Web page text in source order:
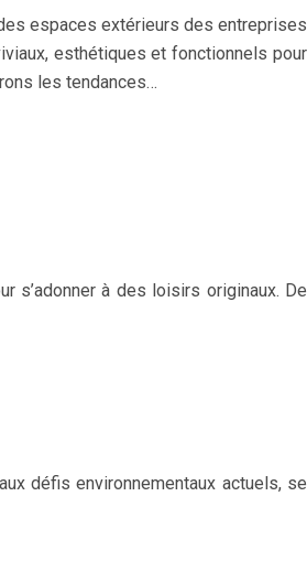
espaces extérieurs des entreprises
esthétiques et fonctionnels pour
les tendances…
s’adonner à des loisirs originaux. De
défis environnementaux actuels, se